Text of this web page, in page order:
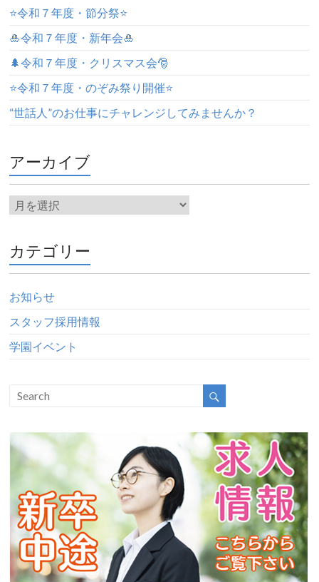
⭐️令和７年度・節分祭⭐️
🎍令和７年度・新年会🎍
🌲令和７年度・クリスマス会🎅
⭐️令和７年度・のぞみ祭り開催⭐️
“世話人”のお仕事にチャレンジしてみませんか？
アーカイブ
カテゴリー
お知らせ
スタッフ採用情報
学園イベント